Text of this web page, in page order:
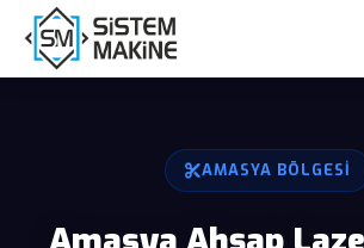
AMASYA BÖLGESI